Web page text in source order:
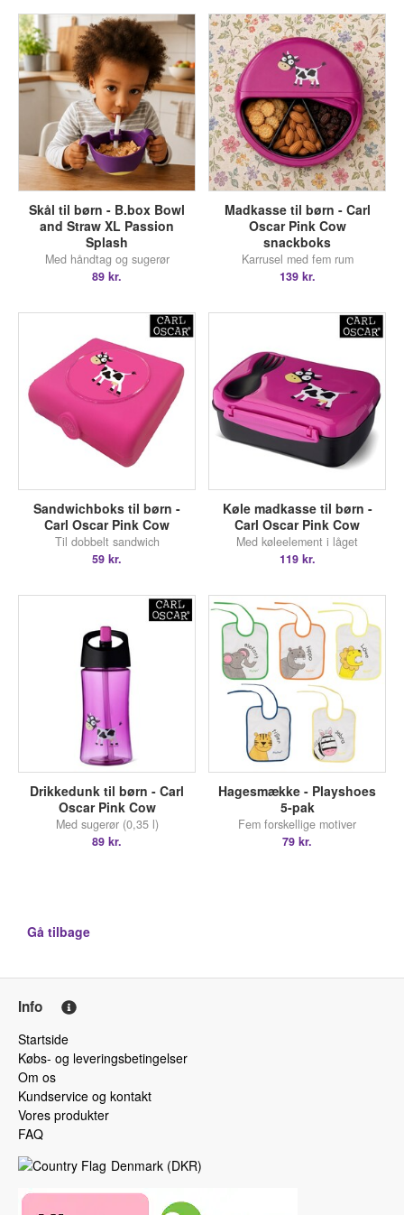
Skål til børn - B.box Bowl
and Straw XL Passion
Splash
Med håndtag og sugerør
89 kr.
Madkasse til børn - Carl
Oscar Pink Cow
snackboks
Karrusel med fem rum
139 kr.
Sandwichboks til børn -
Carl Oscar Pink Cow
Til dobbelt sandwich
59 kr.
Køle madkasse til børn -
Carl Oscar Pink Cow
Med køleelement i låget
119 kr.
Drikkedunk til børn - Carl
Oscar Pink Cow
Med sugerør (0,35 l)
89 kr.
Hagesmække - Playshoes
5-pak
Fem forskellige motiver
79 kr.
Gå tilbage
Info
Startside
Købs- og leveringsbetingelser
Om os
Kundservice og kontakt
Vores produkter
FAQ
Denmark (DKR)